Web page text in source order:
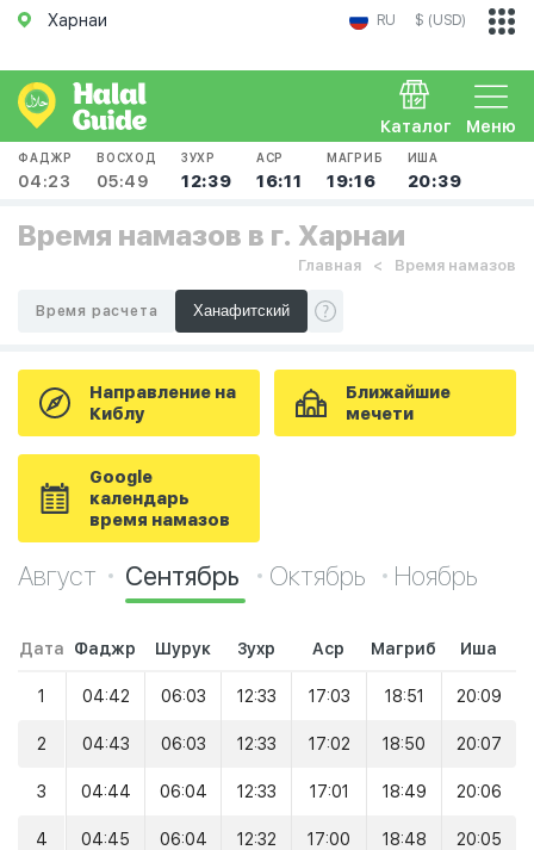
Харнаи RU $ (USD)
Меню
Каталог
ФАДЖР
04:23
ВОСХОД
05:49
ЗУХР
12:39
АСР
16:11
МАГРИБ
19:16
ИША
20:39
Время намазов в г. Харнаи
Главная Время намазов
Время расчета
Направление на
Киблу
Ближайшие
мечети
Google
календарь
время намазов
Август Сентябрь Октябрь Ноябрь
Дата Фаджр Шурук Зухр Аср Магриб Иша
1 04:42 06:03 12:33 17:03 18:51 20:09
2 04:43 06:03 12:33 17:02 18:50 20:07
3 04:44 06:04 12:33 17:01 18:49 20:06
4 04:45 06:04 12:32 17:00 18:48 20:05